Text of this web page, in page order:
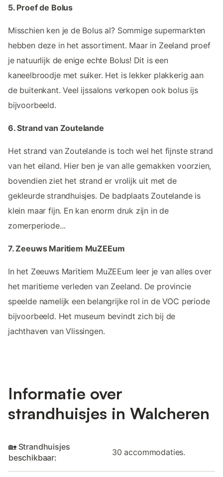
5. Proef de Bolus
Misschien ken je de Bolus al? Sommige supermarkten
hebben deze in het assortiment. Maar in Zeeland proef
je natuurlijk de enige echte Bolus! Dit is een
kaneelbroodje met suiker. Het is lekker plakkerig aan
de buitenkant. Veel ijssalons verkopen ook bolus ijs
bijvoorbeeld.
6. Strand van Zoutelande
Het strand van Zoutelande is toch wel het fijnste strand
van het eiland. Hier ben je van alle gemakken voorzien,
bovendien ziet het strand er vrolijk uit met de
gekleurde strandhuisjes. De badplaats Zoutelande is
klein maar fijn. En kan enorm druk zijn in de
zomerperiode...
7. Zeeuws Maritiem MuZEEum
In het Zeeuws Maritiem MuZEEum leer je van alles over
het maritieme verleden van Zeeland. De provincie
speelde namelijk een belangrijke rol in de VOC periode
bijvoorbeeld. Het museum bevindt zich bij de
jachthaven van Vlissingen.
Informatie over
strandhuisjes in Walcheren
🏡 Strandhuisjes
beschikbaar:
30 accommodaties.